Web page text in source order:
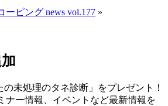
ピング news vol.177 »
未処理のタネ診断」をプレゼント！
ナー情報、イベントなど最新情報を